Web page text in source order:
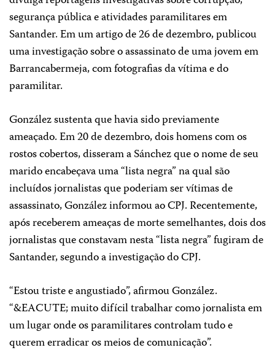
segurança pública e atividades paramilitares em
Santander. Em um artigo de 26 de dezembro, publicou
uma investigação sobre o assassinato de uma jovem em
Barrancabermeja, com fotografias da vítima e do
paramilitar.
González sustenta que havia sido previamente
ameaçado. Em 20 de dezembro, dois homens com os
rostos cobertos, disseram a Sánchez que o nome de seu
marido encabeçava uma “lista negra” na qual são
incluídos jornalistas que poderiam ser vítimas de
assassinato, González informou ao CPJ. Recentemente,
após receberem ameaças de morte semelhantes, dois dos
jornalistas que constavam nesta “lista negra” fugiram de
Santander, segundo a investigação do CPJ.
“Estou triste e angustiado”, afirmou González.
“&EACUTE; muito difícil trabalhar como jornalista em
um lugar onde os paramilitares controlam tudo e
querem erradicar os meios de comunicação”.